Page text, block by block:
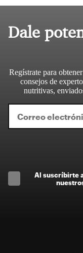
Dale
Regístrate para
consejos de
nutritivas,
Al suscríbirte